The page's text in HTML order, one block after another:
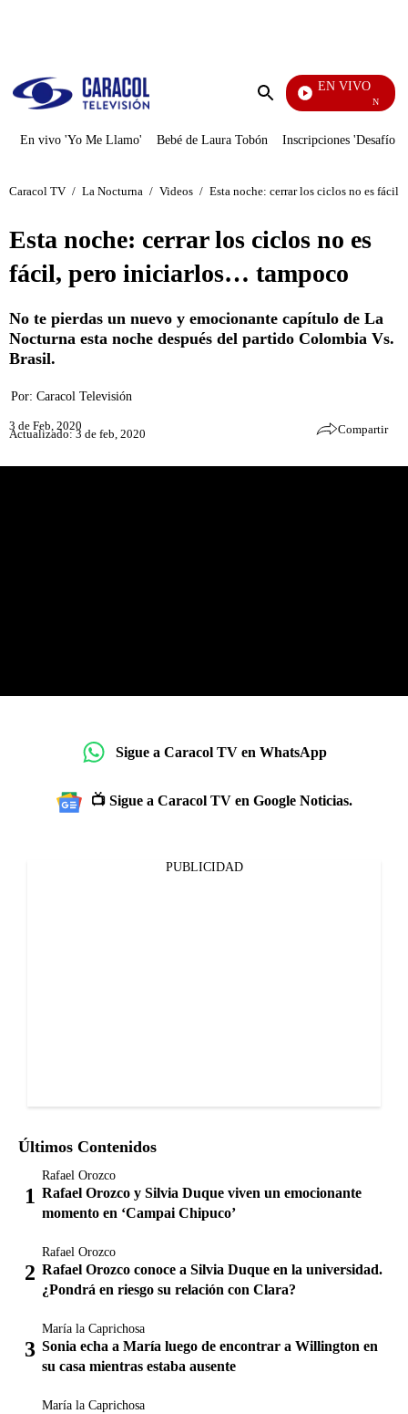
Enviar
EN VIVO
Noticias
En vivo 'Yo Me Llamo' Bebé de Laura Tobón Inscripciones 'Desafío'
Caracol TV / La Nocturna / Videos / Esta noche: cerrar los ciclos no es
Esta noche: cerrar los ciclos no es
fácil, pero iniciarlos… tampoco
No te pierdas un nuevo y emocionante capítulo de La
Nocturna esta noche después del partido Colombia Vs.
Brasil.
Por: Caracol Televisión
3 de Feb, 2020
Actualizado: 3 de feb, 2020 Compartir
Sigue a Caracol TV en WhatsApp
📺 Sigue a Caracol TV en Google Noticias.
PUBLICIDAD
Últimos Contenidos
Rafael Orozco
Rafael Orozco y Silvia Duque viven un emocionante
momento en ‘Campai Chipuco’
Rafael Orozco
Rafael Orozco conoce a Silvia Duque en la universidad.
¿Pondrá en riesgo su relación con Clara?
María la Caprichosa
Sonia echa a María luego de encontrar a Willington en
su casa mientras estaba ausente
María la Caprichosa